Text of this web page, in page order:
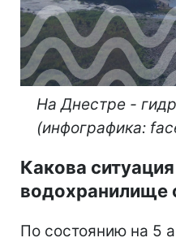
На Днестре -
(инфографика:
Какова
водохранилище
По состоянию на 5